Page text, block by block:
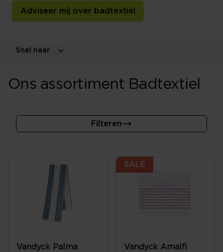
Adviseer mij over badtextiel
Snel naar
Ons assortiment Badtextiel
Filteren
Vandyck Palma
SALE
Vandyck Amalfi